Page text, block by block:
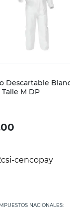
Descartable
M DP
NACIONALES: